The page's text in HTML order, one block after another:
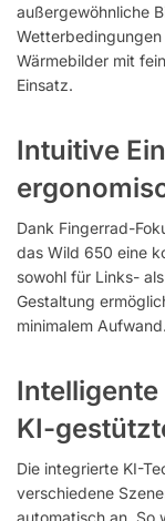
außergewöhnliche
Wärmebilder mit
Einsatz.
Intuitive
Dank Fingerrad-
das Wild 650 eine
sowohl für Links-
Gestaltung
minimalem Aufwand.
KI-
Die integrierte KI-
verschiedene
automatisch an. So